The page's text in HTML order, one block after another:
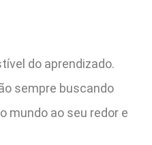
do aprendizado.
sempre buscando
mundo ao seu redor e